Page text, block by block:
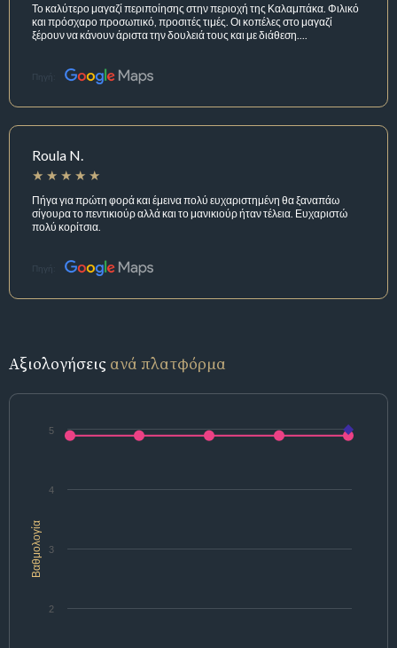
Το καλύτερο μαγαζί περιποίησης στην περιοχή της Καλαμπάκα. Φιλικό
και πρόσχαρο προσωπικό, προσιτές τιμές. Οι κοπέλες στο μαγαζί
ξέρουν να κάνουν άριστα την δουλειά τους και με διάθεση....
Πηγή:
Roula N.
Πήγα για πρώτη φορά και έμεινα πολύ ευχαριστημένη θα ξαναπάω
σίγουρα το πεντικιούρ αλλά και το μανικιούρ ήταν τέλεια. Ευχαριστώ
πολύ κορίτσια.
Πηγή:
Αξιολογήσεις ανά πλατφόρμα
Βαθμολογία
2
3
4
5